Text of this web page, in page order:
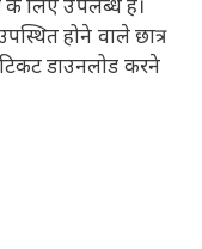
लिए उपलब्ध हैं।
उपस्थित होने वाले छात्र
डाउनलोड करने